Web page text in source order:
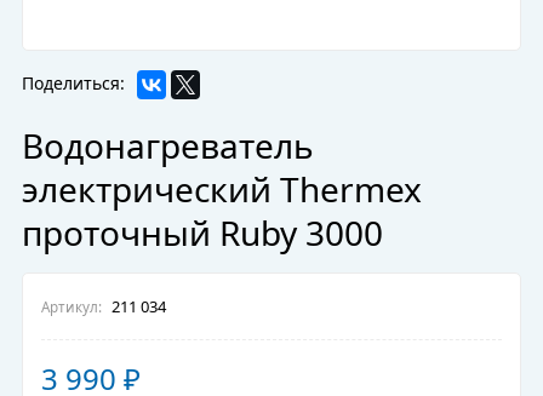
Поделиться:
Водонагреватель
электрический Thermex
проточный Ruby 3000
Артикул: 211 034
3 990 ₽